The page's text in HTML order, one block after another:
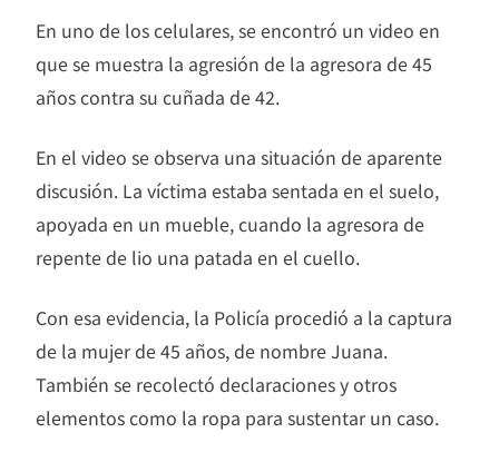
En uno de los celulares, se encontró un video en
que se muestra la agresión de la agresora de 45
años contra su cuñada de 42.
En el video se observa una situación de aparente
discusión. La víctima estaba sentada en el suelo,
apoyada en un mueble, cuando la agresora de
repente de lio una patada en el cuello.
Con esa evidencia, la Policía procedió a la captura
de la mujer de 45 años, de nombre Juana.
También se recolectó declaraciones y otros
elementos como la ropa para sustentar un caso.